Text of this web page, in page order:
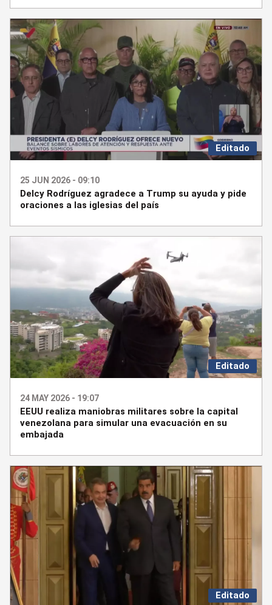
Editado
25 JUN 2026 - 09:10
Delcy Rodríguez agradece a Trump su ayuda y pide
oraciones a las iglesias del país
Editado
24 MAY 2026 - 19:07
EEUU realiza maniobras militares sobre la capital
venezolana para simular una evacuación en su
embajada
Editado